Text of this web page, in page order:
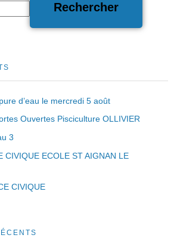
Rechercher
d’eau le mercredi 5 août
Ouvertes Pisciculture OLLIVIER
3
CIVIQUE ECOLE ST AIGNAN LE
CIVIQUE